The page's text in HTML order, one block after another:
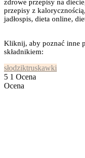
zdrowe przepisy na
przepisy z
jadłospis, dieta online,
Kliknij, aby poznać inne
składnikiem:
słodziktruskawki
5 1 Ocena
Ocena